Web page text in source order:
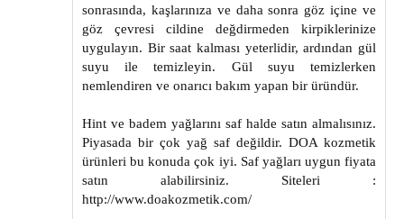
sonrasında, kaşlarınıza ve daha sonra göz içine ve
göz çevresi cildine değdirmeden kirpiklerinize
uygulayın. Bir saat kalması yeterlidir, ardından gül
suyu ile temizleyin. Gül suyu temizlerken
nemlendiren ve onarıcı bakım yapan bir üründür.
Hint ve badem yağlarını saf halde satın almalısınız.
Piyasada bir çok yağ saf değildir. DOA kozmetik
ürünleri bu konuda çok iyi. Saf yağları uygun fiyata
satın alabilirsiniz. Siteleri :
http://www.doakozmetik.com/